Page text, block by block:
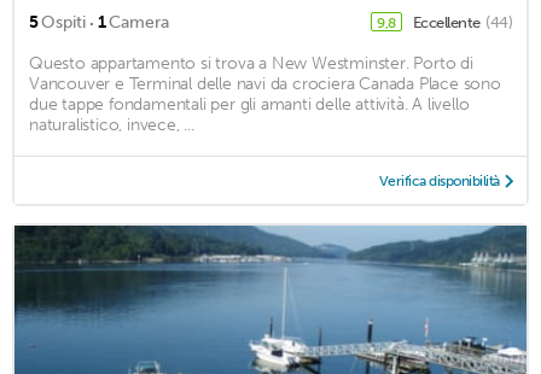
5Ospiti · 1Camera 9,8 Eccellente (44)
Questo appartamento si trova a New Westminster. Porto di
Vancouver e Terminal delle navi da crociera Canada Place sono
due tappe fondamentali per gli amanti delle attività. A livello
naturalistico, invece, ...
Verifica disponibilità